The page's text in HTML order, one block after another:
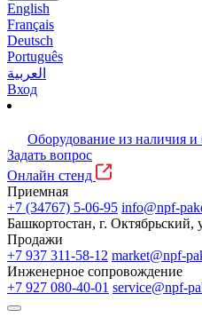
English
Français
Deutsch
Português
العربية
Вход
Оборудование из наличия и
Задать вопрос
Онлайн стенд
Приемная
+7 (34767) 5-06-95 info@npf-
Башкортостан, г. Октябрьский,
Продажи
+7 937 311-58-12 market@npf-
Инженерное сопровождение
+7 927 080-40-01 service@npf-